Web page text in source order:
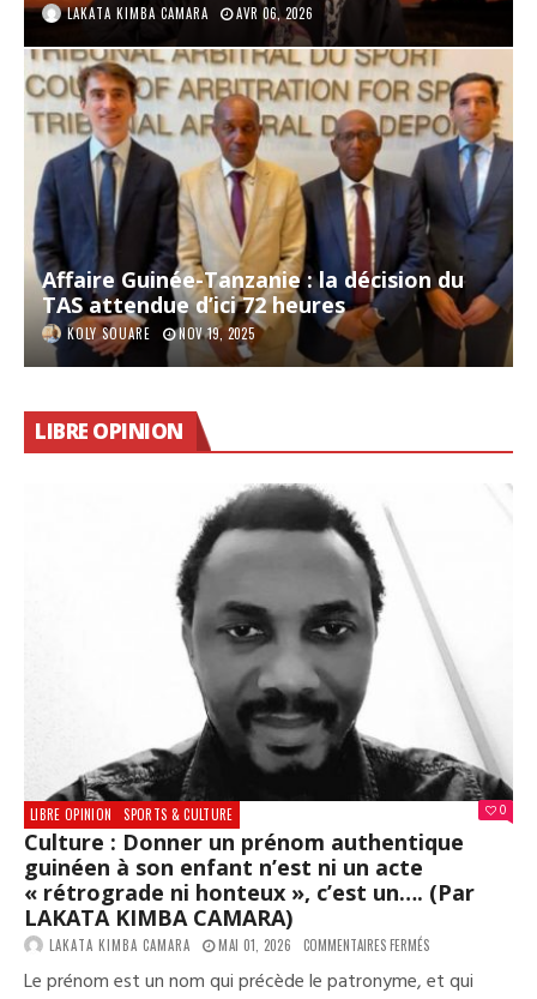
LAKATA KIMBA CAMARA AVR 06, 2026
Affaire Guinée-Tanzanie : la décision du
TAS attendue d’ici 72 heures
KOLY SOUARE NOV 19, 2025
LIBRE OPINION
LIBRE OPINION SPORTS & CULTURE 0
Culture : Donner un prénom authentique
guinéen à son enfant n’est ni un acte
« rétrograde ni honteux », c’est un…. (Par
LAKATA KIMBA CAMARA)
LAKATA KIMBA CAMARA MAI 01, 2026 COMMENTAIRES FERMÉSSUR
DONNER
Le prénom est un nom qui précède le patronyme, et qui